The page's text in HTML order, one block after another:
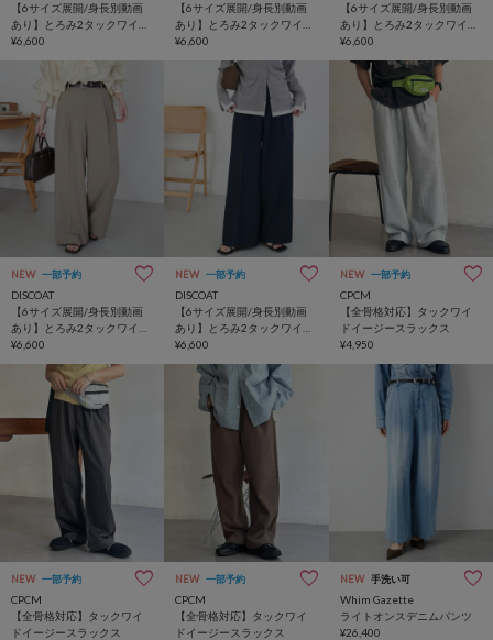
【6サイズ展開/身長別動画
あり】とろみ2タックワイド
パンツ《WEB限定カラーあ
¥6,600
【6サイズ展開/身長別動画
あり】とろみ2タックワイド
パンツ《WEB限定カラーあ
¥6,600
【6サイズ展開/身長別動画
あり】とろみ2タックワイド
パンツ《WEB限定カラーあ
¥6,600
NEW 一部予約
DISCOAT
【6サイズ展開/身長別動画
あり】とろみ2タックワイド
パンツ《WEB限定カラーあ
¥6,600
NEW 一部予約
DISCOAT
【6サイズ展開/身長別動画
あり】とろみ2タックワイド
パンツ《WEB限定カラーあ
¥6,600
NEW 一部予約
CPCM
【全骨格対応】タックワイ
ドイージースラックス
¥4,950
NEW 一部予約
CPCM
【全骨格対応】タックワイ
ドイージースラックス
NEW 一部予約
CPCM
【全骨格対応】タックワイ
ドイージースラックス
NEW 手洗い可
Whim Gazette
ライトオンスデニムパンツ
¥26,400